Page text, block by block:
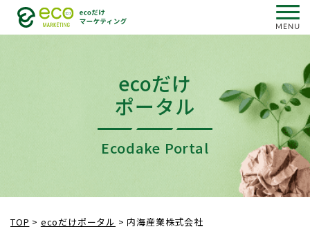
ecoだけ
ポータル
Ecodake Portal
TOP > ecoだけポータル > 内海産業株式会社